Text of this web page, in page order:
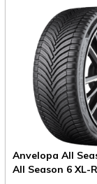
Anvelopa All
All Season 6 XL-